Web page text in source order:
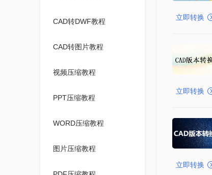
CAD转DWF教程
CAD转图片教程
视频压缩教程
PPT压缩教程
WORD压缩教程
图片压缩教程
立即转换
立即转换
立即转换